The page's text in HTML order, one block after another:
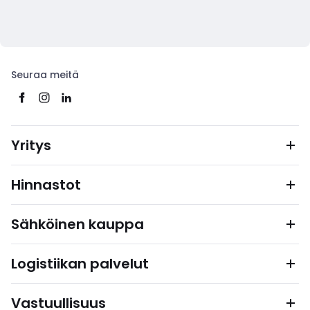
Seuraa meitä
Yritys
Hinnastot
Sähköinen kauppa
Logistiikan palvelut
Vastuullisuus